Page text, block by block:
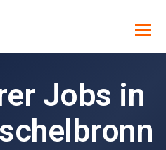
Jobs in